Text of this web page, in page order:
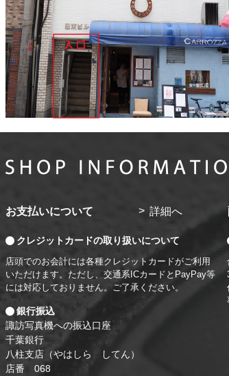
お支払いについて 詳細へ
クレジットカードの取り扱いについて
店頭でのお会計には各種クレジットカードがご利用
いただけます。ただし、交通系ICカードとPayPay等
には対応しておりません。ご了承ください。
銀行振込
諏訪写真機への振込口座
千葉銀行
八柱支店（やはしら してん）
店番 068